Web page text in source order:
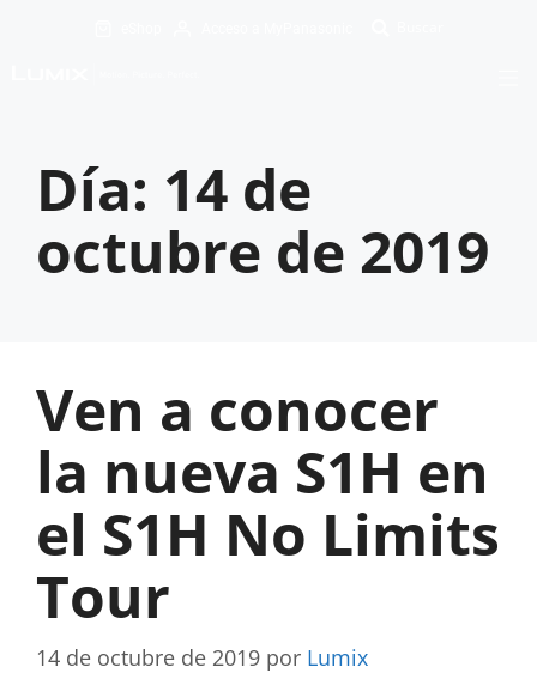
Día: 14 de
octubre de 2019
Ven a conocer
la nueva S1H en
el S1H No Limits
Tour
14 de octubre de 2019 por Lumix